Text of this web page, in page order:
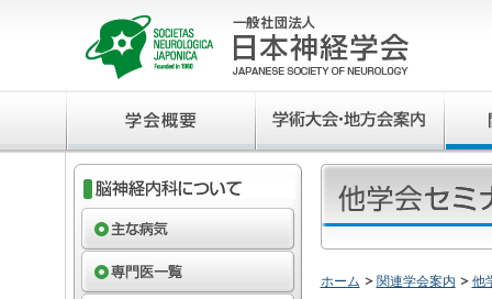
ホーム 関連学会案内 他